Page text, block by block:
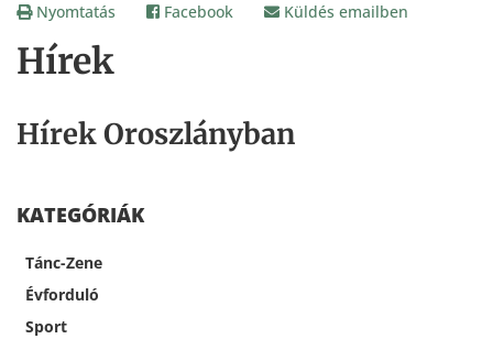
Hírek
Hírek Oroszlányban
KATEGÓRIÁK
Tánc-Zene
Évforduló
Sport
Nyomtatás Facebook Küldés emailben